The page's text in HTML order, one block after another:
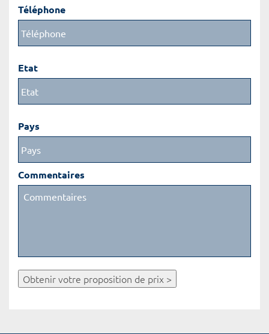
Téléphone
Etat
Pays
Commentaires
Obtenir votre proposition de prix >